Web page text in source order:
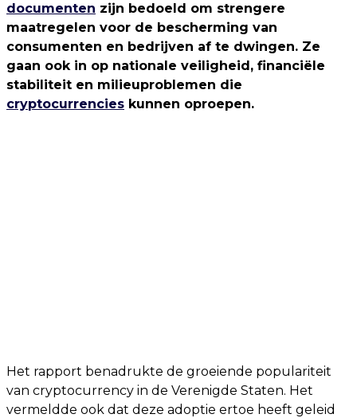
documenten zijn bedoeld om strengere
maatregelen voor de bescherming van
consumenten en bedrijven af te dwingen. Ze
gaan ook in op nationale veiligheid, financiële
stabiliteit en milieuproblemen die
cryptocurrencies kunnen oproepen.
Het rapport benadrukte de groeiende populariteit
van cryptocurrency in de Verenigde Staten. Het
vermeldde ook dat deze adoptie ertoe heeft geleid